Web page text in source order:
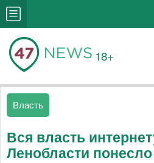
18+
Власть
Вся власть
Ленобласти